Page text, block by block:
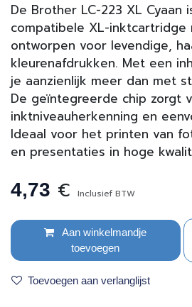
De Brother LC-223 XL Cyaan
compatibele XL-inktcartridge
ontworpen voor levendige,
kleurenafdrukken. Met een
je aanzienlijk meer dan met
De geïntegreerde chip zorgt
inkt­niveau­herkenning en
Ideaal voor het printen van
en presentaties in hoge
4,73 € Inclusief BTW
Aan winkelmandje
toevoegen
Toevoegen aan verlanglijst